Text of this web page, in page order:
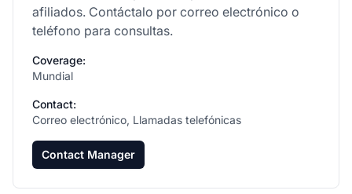
afiliados. Contáctalo por correo electrónico o
teléfono para consultas.
Coverage:
Mundial
Contact:
Correo electrónico, Llamadas telefónicas
Contact Manager